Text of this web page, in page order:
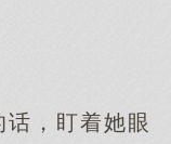
话，盯着她眼